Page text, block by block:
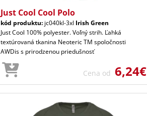
Just Cool Cool Polo
kód produktu: jc040kl-3xl Irish Green
Just Cool 100% polyester. Voľný strih. Ľahká
textúrovaná tkanina Neoteric TM spoločnosti
AWDis s prirodzenou priedušnosť
Cena od 6,24€